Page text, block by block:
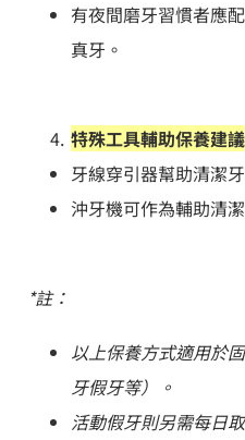
有夜間磨牙習慣者應
真牙。
特殊工具輔助保養建議
牙線穿引器幫助清潔
沖牙機可作為輔助清
*註：
以上保養方式適用於
牙假牙等）。
活動假牙則另需每日